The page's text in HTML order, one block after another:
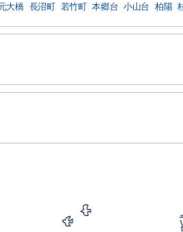
大橋 長沼町 若竹町 本郷台 小山台 柏陽